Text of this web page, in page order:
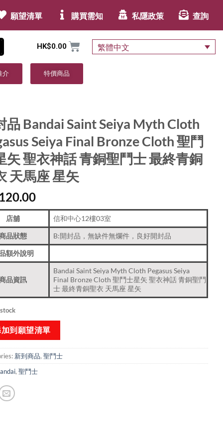
願望清單 購買需知 私隱政策 查詢
HK$0.00 繁體中文
介 特價商品
品 Bandai Saint Seiya Myth Cloth
Seiya Final Bronze Cloth 聖鬥
矢 聖衣神話 青銅聖鬥士 最終青銅
天馬座 星矢
店舖 信和中心12樓03室
品狀態 B:開封品，無缺件無爛件，良好開封品
額外說明
品資訊
Bandai Saint Seiya Myth Cloth Pegasus Seiya
Final Bronze Cloth 聖鬥士星矢 聖衣神話 青銅聖鬥
士 最終青銅聖衣 天馬座 星矢
到願望清單
新到商品​, 聖鬥士
, 聖鬥士